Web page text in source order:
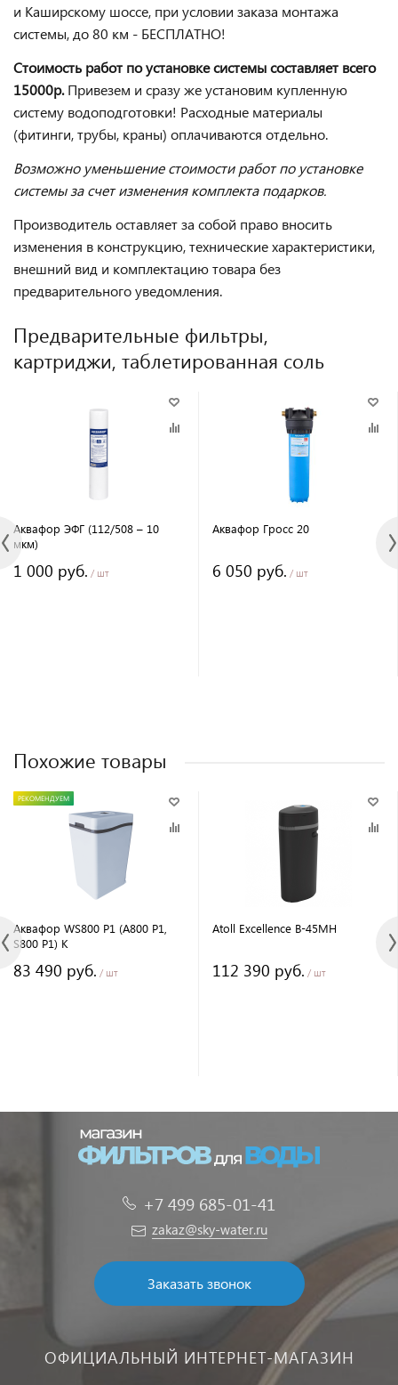
и Каширскому шоссе, при условии заказа монтажа
системы, до 80 км - БЕСПЛАТНО!
Стоимость работ по установке системы составляет всего
15000р.Привезем и сразу же установим купленную
систему водоподготовки! Расходные материалы
(фитинги, трубы, краны) оплачиваются отдельно.
Возможно уменьшение стоимости работ по установке
системы за счет изменения комплекта подарков.
Производитель оставляет за собой право вносить
изменения в конструкцию, технические характеристики,
внешний вид и комплектацию товара без
предварительного уведомления.
Предварительные фильтры,
картриджи, таблетированная соль
Аквафор ЭФГ (112/508 – 10
мкм)
1 000 руб. / шт
Аквафор Гросс 20
6 050 руб. / шт
Похожие товары
РЕКОМЕНДУЕМ
Аквафор WS800 P1 (А800 P1,
S800 P1) K
83 490 руб. / шт
Atoll Excellence B-45MH
112 390 руб. / шт
+7 499 685-01-41
zakaz@sky-water.ru
Заказать звонок
ОФИЦИАЛЬНЫЙ ИНТЕРНЕТ-МАГАЗИН